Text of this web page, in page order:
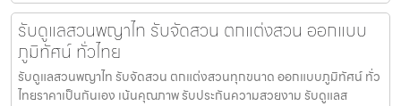
รับดูแลสวนพญาไท รับจัดสวน ตกแต่งสวน ออกแบบ
ภูมิทัศน์ ทั่วไทย
รับดูแลสวนพญาไท รับจัดสวน ตกแต่งสวนทุกขนาด ออกแบบภูมิทัศน์ ทั่ว
ไทยราคาเป็นกันเอง เน้นคุณภาพ รับประกันความสวยงาม รับดูแลส